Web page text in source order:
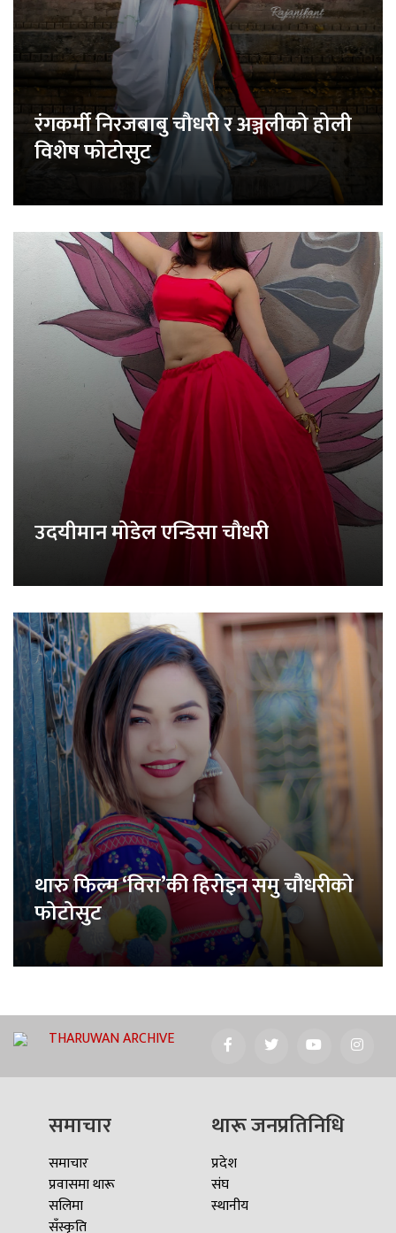
रंगकर्मी निरजबाबु चौधरी र अञ्जलीको होली
विशेष फोटोसुट
उदयीमान मोडेल एन्डिसा चौधरी
थारु फिल्म ‘विरा’की हिरोइन समु चौधरीको
फोटोसुट
THARUWAN ARCHIVE
समाचार
समाचार
प्रवासमा थारू
सलिमा
सँस्कृति
थारू जनप्रतिनिधि
प्रदेश
संघ
स्थानीय